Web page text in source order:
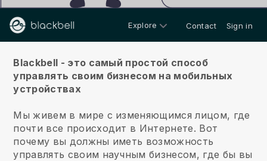
Explore Contact Sign in
Blackbell - это самый простой способ
управлять своим бизнесом на мобильных
устройствах
Мы живем в мире с изменяющимся лицом, где
почти все происходит в Интернете. Вот
почему вы должны иметь возможность
управлять своим научным бизнесом, где бы вы